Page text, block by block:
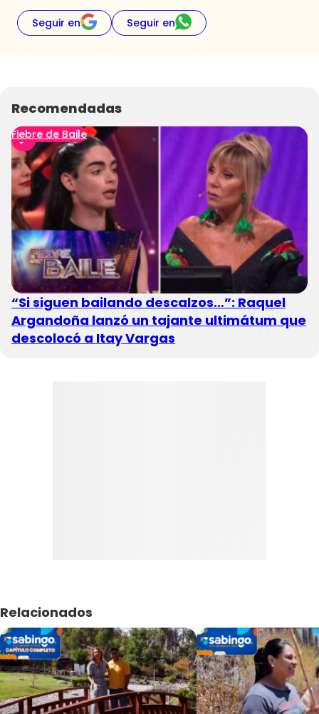
Seguir en Seguir en
Recomendadas
Fiebre de Baile
“Si siguen bailando descalzos…”: Raquel
Argandoña lanzó un tajante ultimátum que
descolocó a Itay Vargas
Relacionados